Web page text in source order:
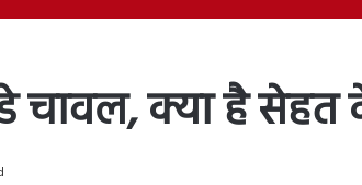
चावल, क्या है